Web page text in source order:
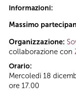
Informazioni:
Massimo
Organizzazione:
collaborazione con
Orario:
Mercoledì 18
ore 17.00